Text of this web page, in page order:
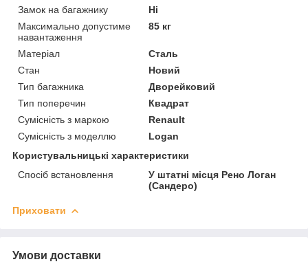
Замок на багажнику
Ні
Максимально допустиме
навантаження
85 кг
Матеріал
Сталь
Стан
Новий
Тип багажника
Дворейковий
Тип поперечин
Квадрат
Сумісність з маркою
Renault
Сумісність з моделлю
Logan
Користувальницькі характеристики
Спосіб встановлення
У штатні місця Рено Логан
(Сандеро)
Приховати
Умови доставки